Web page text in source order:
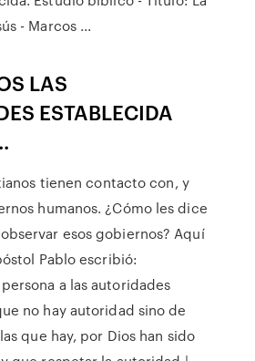
- Marcos ...
LAS
ESTABLECIDA
tienen contacto con, y
humanos. ¿Cómo les dice
esos gobiernos? Aquí
Pablo escribió:
a las autoridades
no hay autoridad sino de
que hay, por Dios han sido